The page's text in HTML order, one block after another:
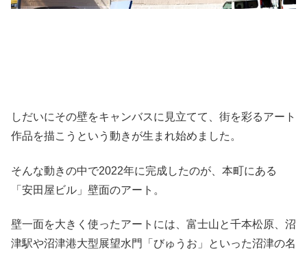
しだいにその壁をキャンバスに見立てて、街を彩るアート
作品を描こうという動きが生まれ始めました。
そんな動きの中で2022年に完成したのが、本町にある
「安田屋ビル」壁面のアート。
壁一面を大きく使ったアートには、富士山と千本松原、沼
津駅や沼津港大型展望水門「びゅうお」といった沼津の名